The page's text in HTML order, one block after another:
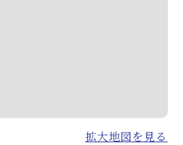
拡大地図を見る